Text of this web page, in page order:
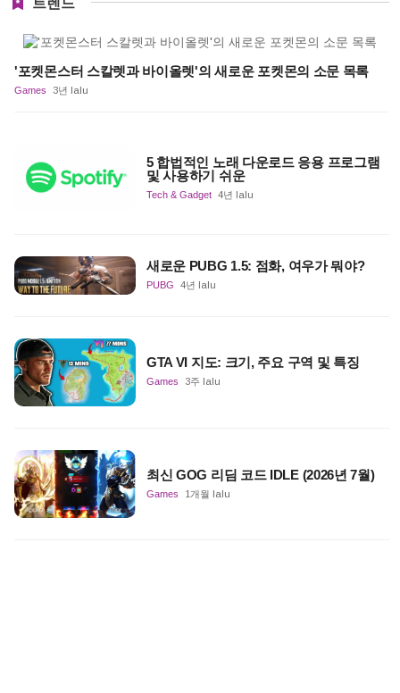
트렌드
'포켓몬스터 스칼렛과 바이올렛'의 새로운 포켓몬의 소문 목록
Games 3년 lalu
5 합법적인 노래 다운로드 응용 프로그램
및 사용하기 쉬운
Tech & Gadget 4년 lalu
새로운 PUBG 1.5: 점화, 여우가 뭐야?
PUBG 4년 lalu
GTA VI 지도: 크기, 주요 구역 및 특징
Games 3주 lalu
최신 GOG 리딤 코드 IDLE (2026년 7월)
Games 1개월 lalu